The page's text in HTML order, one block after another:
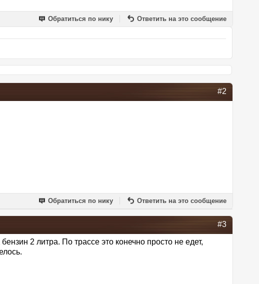
Обратиться по нику Ответить на это сообщение
#2
Обратиться по нику Ответить на это сообщение
#3
2 литра. По трассе это конечно просто не едет,